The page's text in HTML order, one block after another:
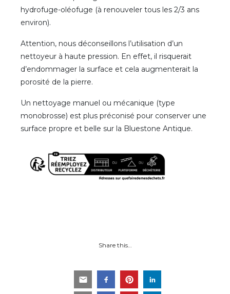
hydrofuge-oléofuge (à renouveler tous les 2/3 ans
environ).
Attention, nous déconseillons l’utilisation d’un
nettoyeur à haute pression. En effet, il risquerait
d’endommager la surface et cela augmenterait la
porosité de la pierre.
Un nettoyage manuel ou mécanique (type
monobrosse) est plus préconisé pour conserver une
surface propre et belle sur la Bluestone Antique.
Share this…